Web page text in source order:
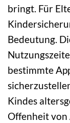
bringt. Für
Bedeutung.
bestimmte
Kindes
Offenheit